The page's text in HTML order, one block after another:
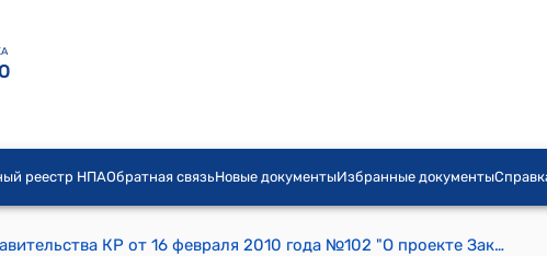
реестр НПАОбратная связьНовые документыИзбранные документы
Постановление Правительства КР от 16 февраля 2010 года №102 "О проекте Закона Кыргызской Республики "О внесении дополнений в некоторые законодательные акты Кыргызской Республики"